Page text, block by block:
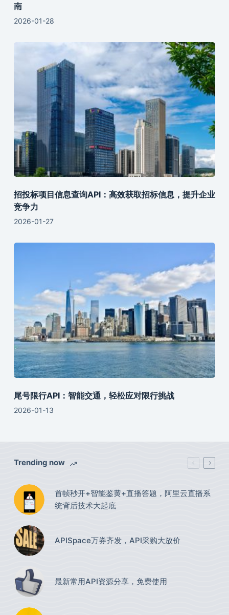
南
2026-01-28
招投标项目信息查询API：高效获取招标信息，提升企业
竞争力
2026-01-27
尾号限行API：智能交通，轻松应对限行挑战
2026-01-13
Trending now
首帧秒开+智能鉴黄+直播答题，阿里云直播系
统背后技术大起底
APISpace万券齐发，API采购大放价
最新常用API资源分享，免费使用​